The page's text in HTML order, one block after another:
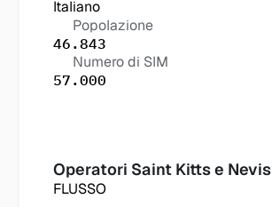
Italiano
Popolazione
46.843
Numero di SIM
57.000
Operatori Saint Kitts e Nevis
FLUSSO